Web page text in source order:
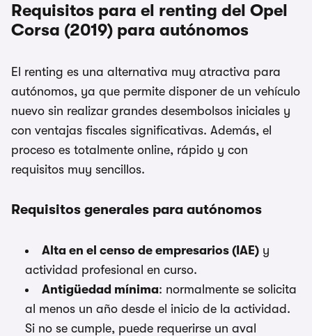
Requisitos para el renting del Opel
Corsa (2019) para autónomos
El renting es una alternativa muy atractiva para
autónomos, ya que permite disponer de un vehículo
nuevo sin realizar grandes desembolsos iniciales y
con ventajas fiscales significativas. Además, el
proceso es totalmente online, rápido y con
requisitos muy sencillos.
Requisitos generales para autónomos
Alta en el censo de empresarios (IAE) y
actividad profesional en curso.
Antigüedad mínima: normalmente se solicita
al menos un año desde el inicio de la actividad.
Si no se cumple, puede requerirse un aval